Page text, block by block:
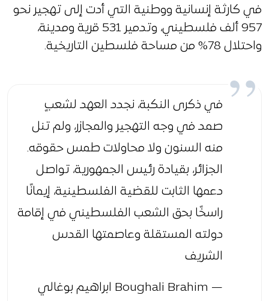
في كارثة إنسانية ووطنية التي أدت إلى تهجير نحو
957 ألف فلسطيني، وتدمير 531 قرية ومدينة،
واحتلال 78% من مساحة فلسطين التاريخية.
في ذكرى النكبة، نجدد العهد لشعبٍ
صمد في وجه التهجير والمجازر، ولم تنل
منه السنون ولا محاولات طمس حقوقه.
الجزائر، بقيادة رئيس الجمهورية، تواصل
دعمها الثابت للقضية الفلسطينية، إيمانًا
راسخًا بحق الشعب الفلسطيني في إقامة
دولته المستقلة وعاصمتها القدس
الشريف
— Boughali Brahim ابراهيم بوغالي